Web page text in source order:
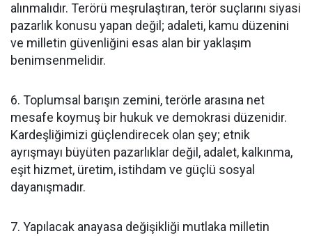
alınmalıdır. Terörü meşrulaştıran, terör suçlarını siyasi
pazarlık konusu yapan değil; adaleti, kamu düzenini
ve milletin güvenliğini esas alan bir yaklaşım
benimsenmelidir.
6. Toplumsal barışın zemini, terörle arasına net
mesafe koymuş bir hukuk ve demokrasi düzenidir.
Kardeşliğimizi güçlendirecek olan şey; etnik
ayrışmayı büyüten pazarlıklar değil, adalet, kalkınma,
eşit hizmet, üretim, istihdam ve güçlü sosyal
dayanışmadır.
7. Yapılacak anayasa değişikliği mutlaka milletin